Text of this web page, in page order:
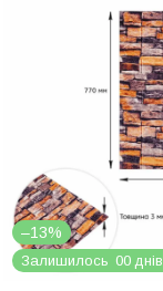
–13%
Залишилось 00 днів